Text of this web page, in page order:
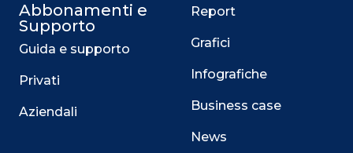
Abbonamenti e
Supporto
Guida e supporto
Privati
Aziendali
Report
Grafici
Infografiche
Business case
News